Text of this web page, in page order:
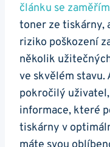
článku se
toner ze tiskárny,
riziko poškození
několik
ve skvělém stavu.
pokročilý
informace, které
tiskárny v